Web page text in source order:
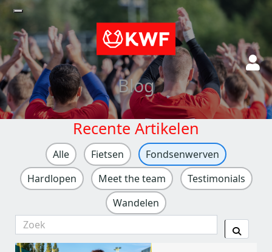
Blog
Recente Artikelen
Alle Fietsen
Fondsenwerven
Hardlopen
Meet the team
Testimonials
Wandelen